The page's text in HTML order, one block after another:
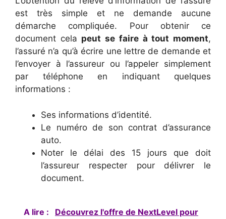
est très simple et ne demande aucune
démarche compliquée. Pour obtenir ce
document cela peut se faire à tout moment,
l’assuré n’a qu’à écrire une lettre de demande et
l’envoyer à l’assureur ou l’appeler simplement
par téléphone en indiquant quelques
informations :
Ses informations d’identité.
Le numéro de son contrat d’assurance
auto.
Noter le délai des 15 jours que doit
l’assureur respecter pour délivrer le
document.
A lire :
Découvrez l'offre de NextLevel pour